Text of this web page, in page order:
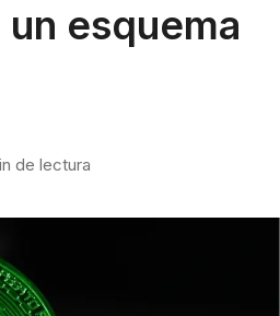
esquema
de lectura